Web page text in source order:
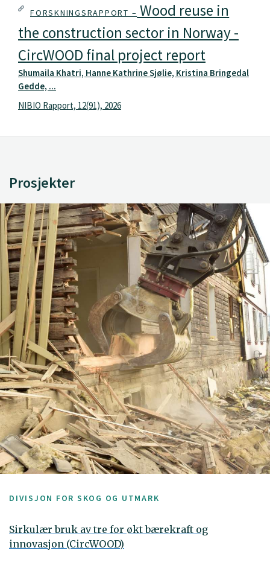
FORSKNINGSRAPPORT – Wood reuse in
the construction sector in Norway -
CircWOOD final project report
Shumaila Khatri, Hanne Kathrine Sjølie, Kristina Bringedal
Gedde, ...
NIBIO Rapport, 12(91), 2026
Prosjekter
DIVISJON FOR SKOG OG UTMARK
Sirkulær bruk av tre for økt bærekraft og
innovasjon (CircWOOD)